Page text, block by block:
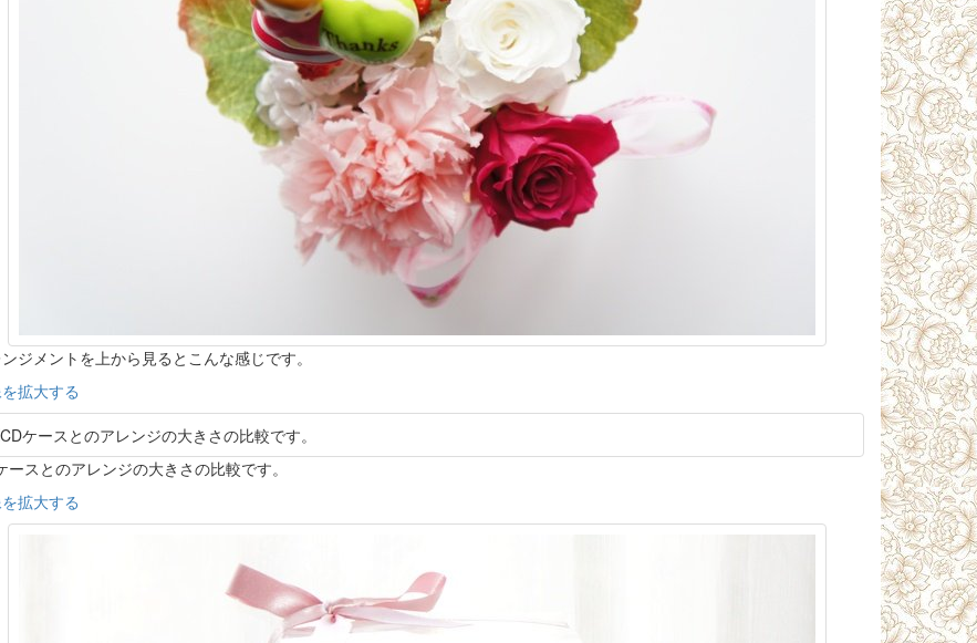
ジメントを上から見るとこんな感じです。
拡大する
ースとのアレンジの大きさの比較です。
拡大する